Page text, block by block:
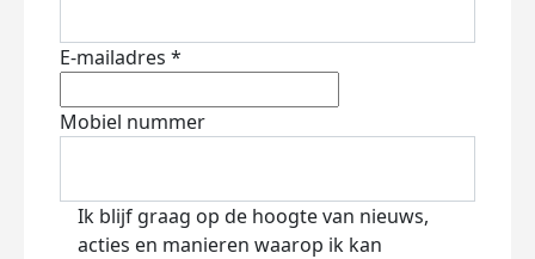
E-mailadres *
Mobiel nummer
Ik blijf graag op de hoogte van nieuws,
acties en manieren waarop ik kan